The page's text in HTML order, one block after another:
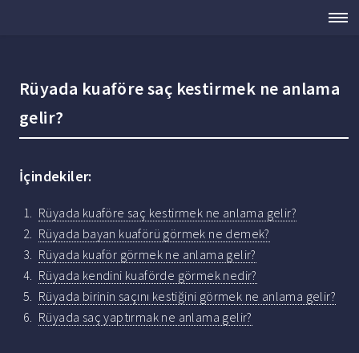
Rüyada kuaföre saç kestirmek ne anlama
gelir?
İçindekiler:
Rüyada kuaföre saç kestirmek ne anlama gelir?
Rüyada bayan kuaförü görmek ne demek?
Rüyada kuaför görmek ne anlama gelir?
Rüyada kendini kuaförde görmek nedir?
Rüyada birinin saçını kestiğini görmek ne anlama gelir?
Rüyada saç yaptırmak ne anlama gelir?